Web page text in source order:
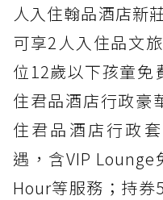
人入住翰品酒店新
可享2人入住品文
位12歲以下孩童免
住君品酒店行政豪
住君品酒店行政
遇，含VIP
Hour等服務；持券